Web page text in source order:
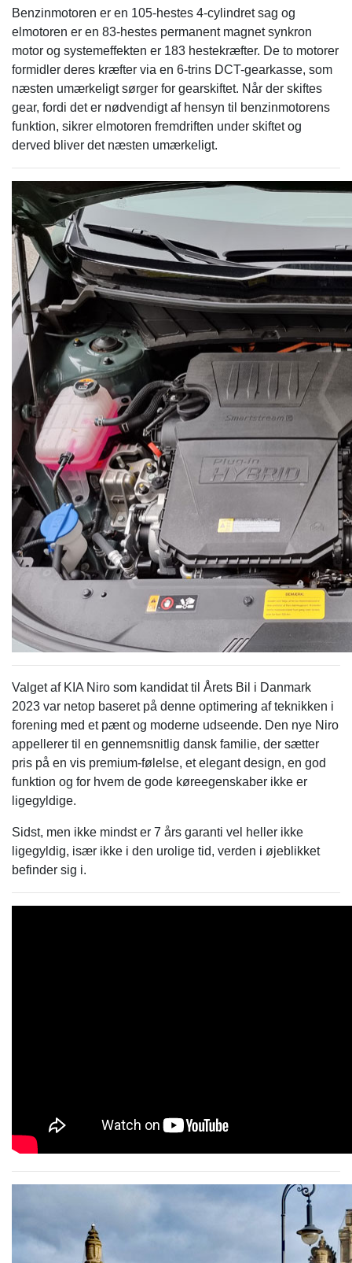
Benzinmotoren er en 105-hestes 4-cylindret sag og
elmotoren er en 83-hestes permanent magnet synkron
motor og systemeffekten er 183 hestekræfter. De to motorer
formidler deres kræfter via en 6-trins DCT-gearkasse, som
næsten umærkeligt sørger for gearskiftet. Når der skiftes
gear, fordi det er nødvendigt af hensyn til benzinmotorens
funktion, sikrer elmotoren fremdriften under skiftet og
derved bliver det næsten umærkeligt.
Valget af KIA Niro som kandidat til Årets Bil i Danmark
2023 var netop baseret på denne optimering af teknikken i
forening med et pænt og moderne udseende. Den nye Niro
appellerer til en gennemsnitlig dansk familie, der sætter
pris på en vis premium-følelse, et elegant design, en god
funktion og for hvem de gode køreegenskaber ikke er
ligegyldige.
Sidst, men ikke mindst er 7 års garanti vel heller ikke
ligegyldig, især ikke i den urolige tid, verden i øjeblikket
befinder sig i.